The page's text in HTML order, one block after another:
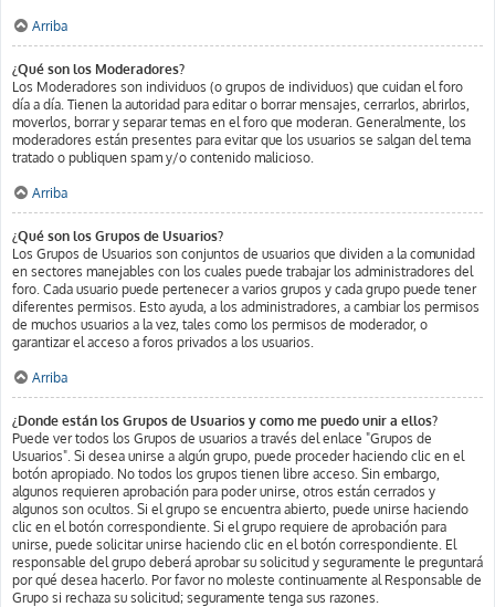
Arriba
¿Qué son los Moderadores?
Los Moderadores son individuos (o grupos de individuos) que cuidan el foro
día a día. Tienen la autoridad para editar o borrar mensajes, cerrarlos, abrirlos,
moverlos, borrar y separar temas en el foro que moderan. Generalmente, los
moderadores están presentes para evitar que los usuarios se salgan del tema
tratado o publiquen spam y/o contenido malicioso.
Arriba
¿Qué son los Grupos de Usuarios?
Los Grupos de Usuarios son conjuntos de usuarios que dividen a la comunidad
en sectores manejables con los cuales puede trabajar los administradores del
foro. Cada usuario puede pertenecer a varios grupos y cada grupo puede tener
diferentes permisos. Esto ayuda, a los administradores, a cambiar los permisos
de muchos usuarios a la vez, tales como los permisos de moderador, o
garantizar el acceso a foros privados a los usuarios.
Arriba
¿Donde están los Grupos de Usuarios y como me puedo unir a ellos?
Puede ver todos los Grupos de usuarios a través del enlace "Grupos de
Usuarios". Si desea unirse a algún grupo, puede proceder haciendo clic en el
botón apropiado. No todos los grupos tienen libre acceso. Sin embargo,
algunos requieren aprobación para poder unirse, otros están cerrados y
algunos son ocultos. Si el grupo se encuentra abierto, puede unirse haciendo
clic en el botón correspondiente. Si el grupo requiere de aprobación para
unirse, puede solicitar unirse haciendo clic en el botón correspondiente. El
responsable del grupo deberá aprobar su solicitud y seguramente le preguntará
por qué desea hacerlo. Por favor no moleste continuamente al Responsable de
Grupo si rechaza su solicitud; seguramente tenga sus razones.